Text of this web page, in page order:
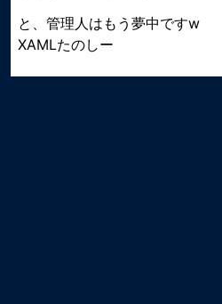
と、管理人はもう夢中ですw
XAMLたのしー